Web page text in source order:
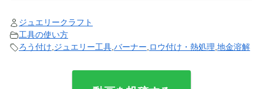
ジュエリークラフト
工具の使い方
ろう付け,ジュエリー工具,バーナー,ロウ付け・熱処理,地金溶解